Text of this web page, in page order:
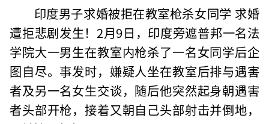
印度男子求婚被拒在教室枪杀女同学 求婚
遭拒悲剧发生！2月9日，印度旁遮普邦一名法
学院大一男生在教室内枪杀了一名女同学后企
图自尽。事发时，嫌疑人坐在教室后排与遇害
者及另一名女生交谈，随后他突然起身朝遇害
者头部开枪，接着又朝自己头部射击并倒地，